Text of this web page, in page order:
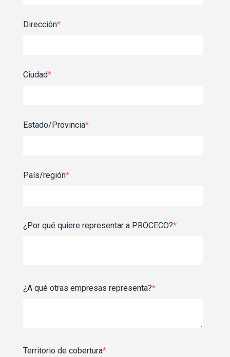
Dirección*
Ciudad*
Estado/Provincia*
País/región*
¿Por qué quiere representar a PROCECO?*
¿A qué otras empresas representa?*
Territorio de cobertura*